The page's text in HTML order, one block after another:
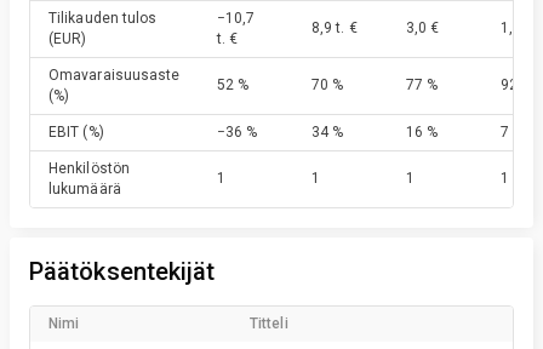
Tilikauden tulos
(EUR)
−10,7
t. €
8,9 t. € 3,0 € 1,7 t.
Omavaraisuusaste
(%)
52 % 70 % 77 % 92 %
EBIT (%) −36 % 34 % 16 % 7 %
Henkilöstön
lukumäärä
1 1 1 1
Päätöksentekijät
Nimi Titteli